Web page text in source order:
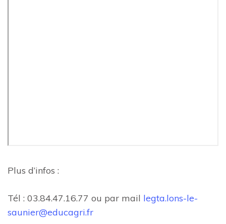
Plus d’infos :
Tél : 03.84.47.16.77 ou par mail legta.lons-le-
saunier@educagri.fr